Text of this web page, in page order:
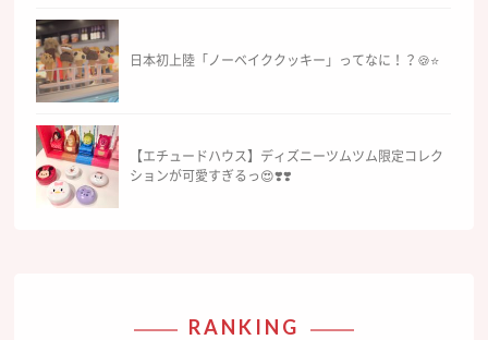
日本初上陸「ノーベイククッキー」ってなに！？🍪⭐
【エチュードハウス】ディズニーツムツム限定コレク
ションが可愛すぎるっ😍❣️❣️
RANKING